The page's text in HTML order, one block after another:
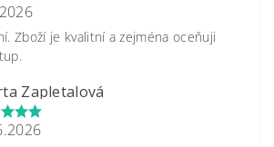
Zboží je kvalitní a zejména oceňuji
Zapletalová